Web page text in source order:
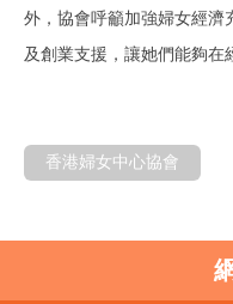
外，協會呼籲加強婦女經濟
及創業支援，讓她們能夠在
香港婦女中心協會